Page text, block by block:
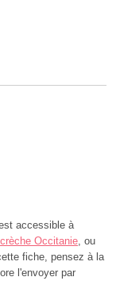
accessible à
crèche Occitanie, ou
fiche, pensez à la
l'envoyer par